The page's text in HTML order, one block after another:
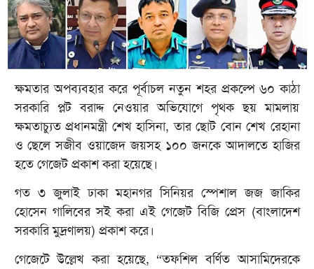
ক্ষমতার অপব্যবহার করে পূর্বাচল নতুন শহর প্রকল্পে ৬০ কাঠা
সরকারি প্লট বরাদ্দ নেওয়ার অভিযোগে পৃথক ছয় মামলায়
ক্ষমতাচ্যুত প্রধানমন্ত্রী শেখ হাসিনা, তার ছোট বোন শেখ রেহানা
ও ছেলে সজীব ওয়াজেদ জয়সহ ১০০ জনকে আদালতে হাজির
হতে গেজেট প্রকাশ করা হয়েছে।
গত ৩ জুলাই ঢাকা মহানগর সিনিয়র স্পেশাল জজ জাকির
হোসেন গালিবের সই করা এই গেজেট বিজি প্রেস (বাংলাদেশ
সরকারি মুদ্রণালয়) প্রকাশ করে।
গেজেটে উল্লেখ করা হয়েছে, “তফশিল বর্ণিত আসামিদেরকে